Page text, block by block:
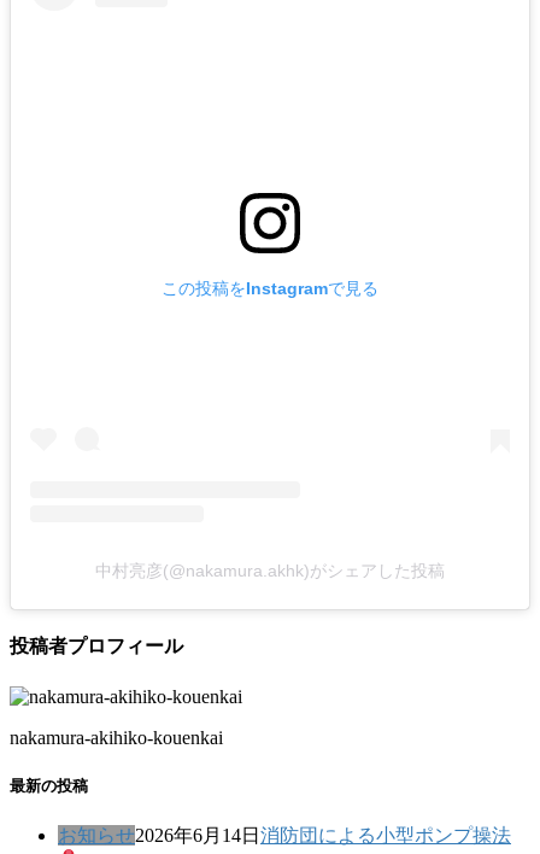
この投稿をInstagramで見る
中村亮彦(@nakamura.akhk)がシェアした投稿
投稿者プロフィール
nakamura-akihiko-kouenkai
最新の投稿
お知らせ2026年6月14日 消防団による小型ポンプ操法